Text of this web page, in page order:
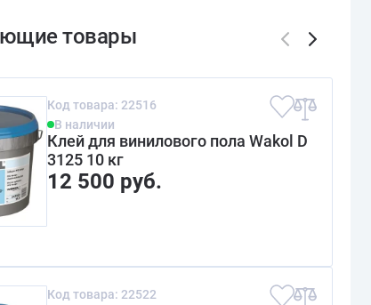
Код товара: 22516
В наличии
Клей для винилового пола Wakol D
3125 10 кг
12 500 руб.
Код товара: 22522